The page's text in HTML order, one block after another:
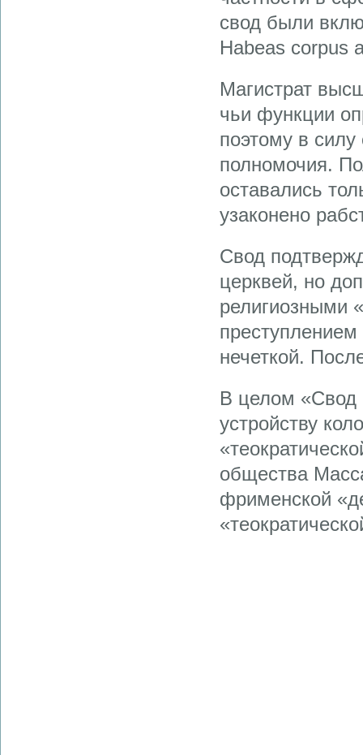
свод были
Habeas corpus
Магистрат
чьи функции
поэтому в
полномочия.
оставались
узаконено
Свод
церквей, но
религиозными
нечеткой.
В целом «Свод
устройству
общества
фрименской